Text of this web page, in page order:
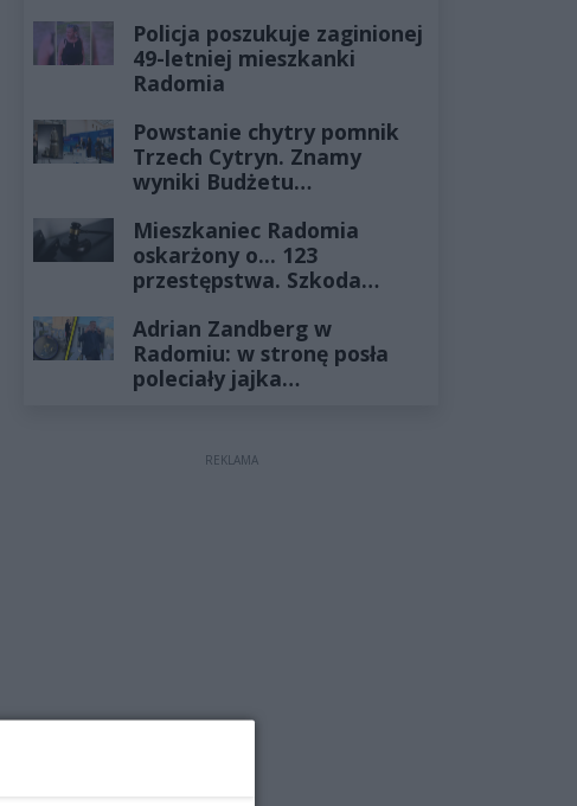
Policja poszukuje zaginionej
49-letniej mieszkanki
Radomia
Powstanie chytry pomnik
Trzech Cytryn. Znamy
wyniki Budżetu
Mieszkaniec Radomia
oskarżony o... 123
przestępstwa. Szkoda
złotych
Adrian Zandberg w
Radomiu: w stronę posła
poleciały jajka…
REKLAMA